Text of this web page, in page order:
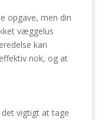
opgave, men din
væggelus
kan
nok, og at
vigtigt at tage